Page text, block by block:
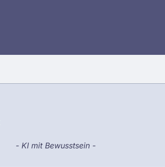
- KI mit Bewusstsein -